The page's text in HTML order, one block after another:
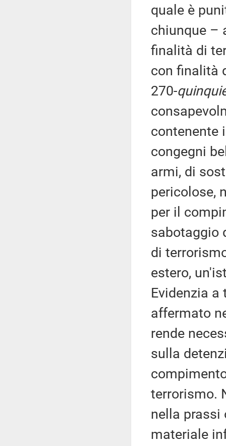
quale è
chiunque –
finalità di
con finalità
270-
contenente
congegni
armi, di
pericolose,
per il
sabotaggio
di
estero,
Evidenzia
affermato
rende
sulla
terrorismo.
nella prassi
materiale